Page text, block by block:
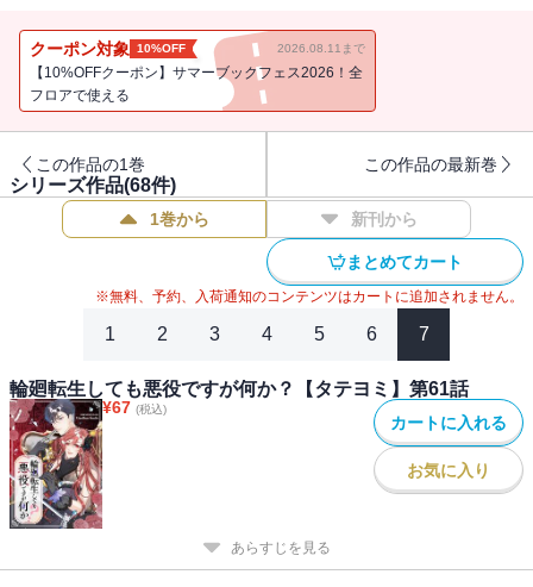
クーポン対象 10%OFF 2026.08.11まで
【10%OFFクーポン】サマーブックフェス2026！全
フロアで使える
この作品の1巻 この作品の最新巻
シリーズ作品(68件)
1巻から 新刊から
まとめてカート
※無料、予約、入荷通知のコンテンツはカートに追加されません。
1 2 3 4 5 6 7
輪廻転生しても悪役ですが何か？【タテヨミ】第61話
¥67 (税込)
カートに入れる
お気に入り
あらすじを見る